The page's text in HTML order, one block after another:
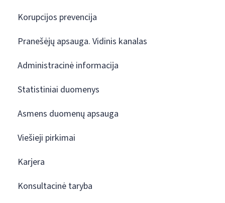
Korupcijos prevencija
Pranešėjų apsauga. Vidinis kanalas
Administracinė informacija
Statistiniai duomenys
Asmens duomenų apsauga
Viešieji pirkimai
Karjera
Konsultacinė taryba